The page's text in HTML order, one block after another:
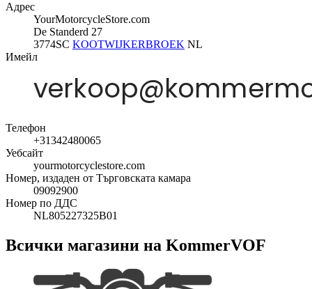
Адрес
YourMotorcycleStore.com
De Standerd 27
3774SC KOOTWIJKERBROEK NL
Имейл
Телефон
+31342480065
Уебсайт
yourmotorcyclestore.com
Номер, издаден от Търговската камара
09092900
Номер по ДДС
NL805227325B01
Всички магазини на KommerVOF